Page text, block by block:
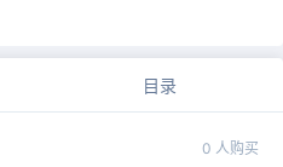
目录
0 人购买